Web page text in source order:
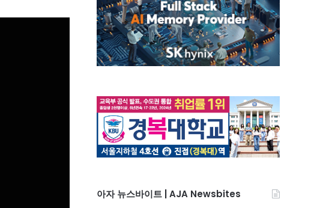
아자 뉴스바이트 | AJA Newsbites